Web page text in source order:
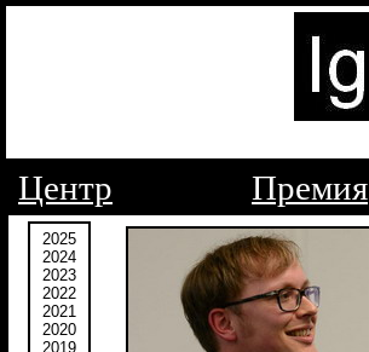
Центр Премия
2025
2024
2023
2022
2021
2020
2019